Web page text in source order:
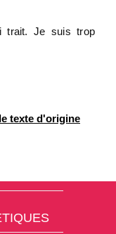
trait. Je suis trop
texte d'origine